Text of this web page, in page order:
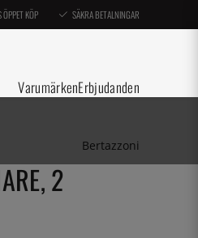
KÖP SÄKRA BETALNINGAR
VarumärkenErbjudanden
Bertazzoni
2